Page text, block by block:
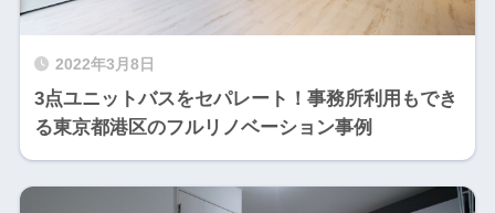
2022年3月8日
3点ユニットバスをセパレート！事務所利用もでき
る東京都港区のフルリノベーション事例